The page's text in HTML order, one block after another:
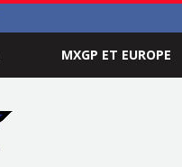
MXGP ET EUROPE